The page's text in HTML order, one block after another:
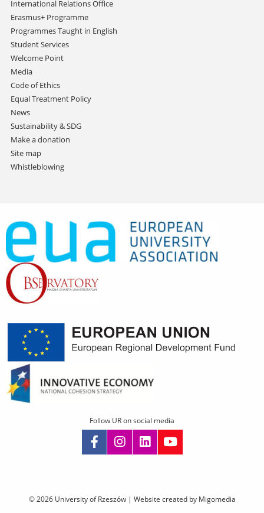
International Relations Office
Erasmus+ Programme
Programmes Taught in English
Student Services
Welcome Point
Media
Code of Ethics
Equal Treatment Policy
News
Sustainability & SDG
Make a donation
Site map
Whistleblowing
© 2026 University of Rzeszów | Website created by Migomedia
Follow UR on social media